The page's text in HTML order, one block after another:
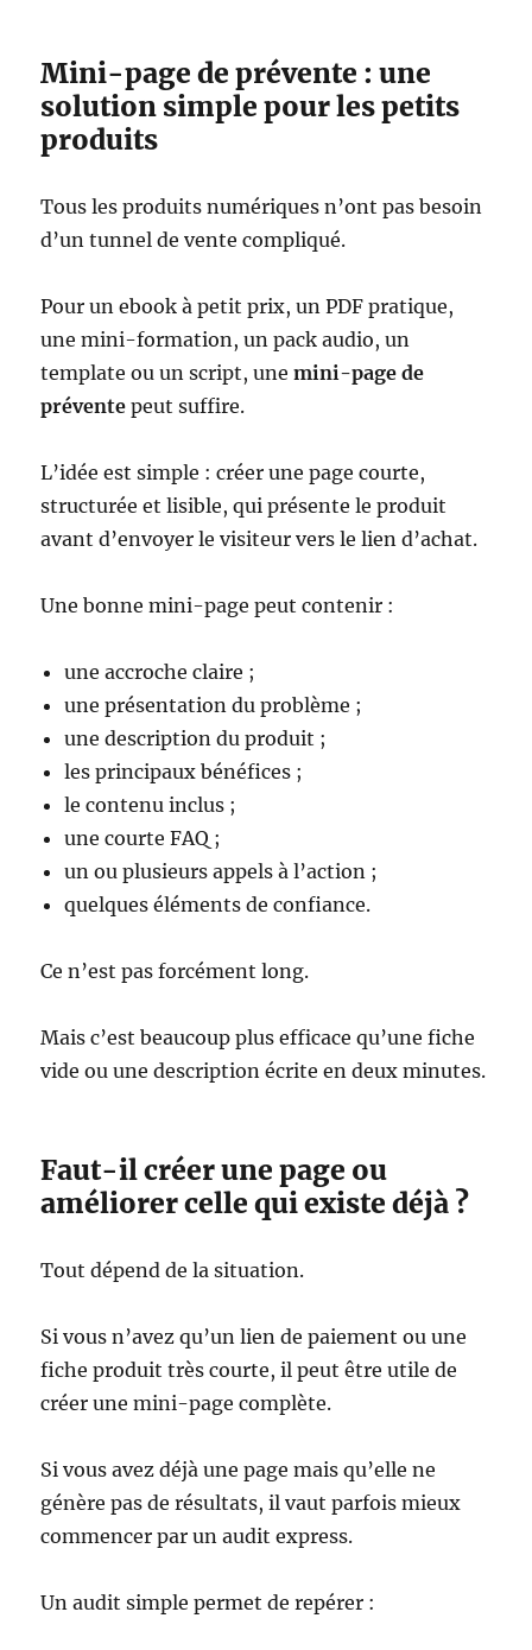
Mini-page de prévente : une
solution simple pour les petits
produits
Tous les produits numériques n’ont pas besoin
d’un tunnel de vente compliqué.
Pour un ebook à petit prix, un PDF pratique,
une mini-formation, un pack audio, un
template ou un script, unemini-page de
prévente peut suffire.
L’idée est simple : créer une page courte,
structurée et lisible, qui présente le produit
avant d’envoyer le visiteur vers le lien d’achat.
Une bonne mini-page peut contenir :
une accroche claire ;
une présentation du problème ;
une description du produit ;
les principaux bénéfices ;
le contenu inclus ;
une courte FAQ ;
un ou plusieurs appels à l’action ;
quelques éléments de confiance.
Ce n’est pas forcément long.
Mais c’est beaucoup plus efficace qu’une fiche
vide ou une description écrite en deux minutes.
Faut-il créer une page ou
améliorer celle qui existe déjà ?
Tout dépend de la situation.
Si vous n’avez qu’un lien de paiement ou une
fiche produit très courte, il peut être utile de
créer une mini-page complète.
Si vous avez déjà une page mais qu’elle ne
génère pas de résultats, il vaut parfois mieux
commencer par un audit express.
Un audit simple permet de repérer :